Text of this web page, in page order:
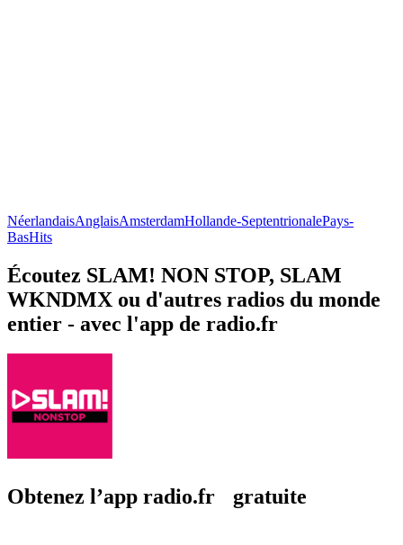
NéerlandaisAnglaisAmsterdamHollande-SeptentrionalePays-
BasHits
Écoutez SLAM! NON STOP, SLAM
WKNDMX ou d'autres radios du monde
entier - avec l'app de radio.fr
Obtenez l’app radio.fr gratuite